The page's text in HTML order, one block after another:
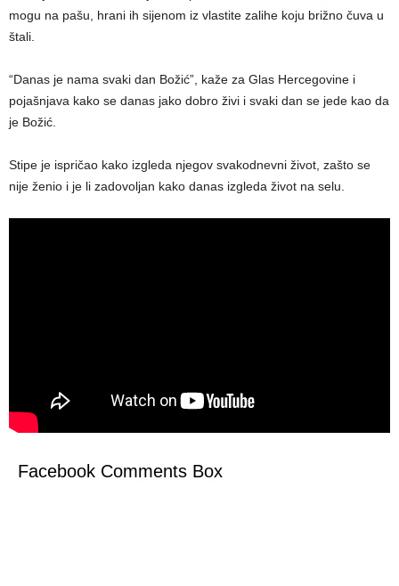
mogu na pašu, hrani ih sijenom iz vlastite zalihe koju brižno čuva u
štali.
“Danas je nama svaki dan Božić”, kaže za Glas Hercegovine i
pojašnjava kako se danas jako dobro živi i svaki dan se jede kao da
je Božić.
Stipe je ispričao kako izgleda njegov svakodnevni život, zašto se
nije ženio i je li zadovoljan kako danas izgleda život na selu.
Facebook Comments Box